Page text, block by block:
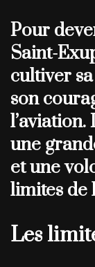
Pour
Saint-
cultiver
son
une
et une
limites de
Les